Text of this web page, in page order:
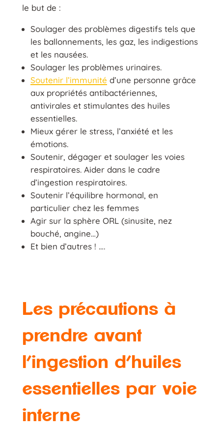
le but de :
Soulager des problèmes digestifs tels que
les ballonnements, les gaz, les indigestions
et les nausées.
Soulager les problèmes urinaires.
Soutenir l’immunité d’une personne grâce
aux propriétés antibactériennes,
antivirales et stimulantes des huiles
essentielles.
Mieux gérer le stress, l’anxiété et les
émotions.
Soutenir, dégager et soulager les voies
respiratoires. Aider dans le cadre
d’ingestion respiratoires.
Soutenir l’équilibre hormonal, en
particulier chez les femmes
Agir sur la sphère ORL (sinusite, nez
bouché, angine…)
Et bien d’autres ! ….
Les précautions à
prendre avant
l’ingestion d’huiles
essentielles par voie
interne